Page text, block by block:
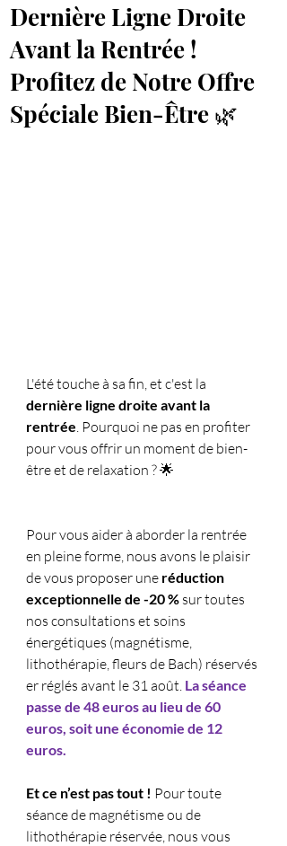
Dernière Ligne Droite
Avant la Rentrée !
Profitez de Notre Offre
Spéciale Bien-Être 🌿
L'été touche à sa fin, et c'est la
dernière ligne droite avant la
rentrée . Pourquoi ne pas en profiter
pour vous offrir un moment de bien-
être et de relaxation ? 🌟
Pour vous aider à aborder la rentrée
en pleine forme, nous avons le plaisir
de vous proposer une réduction
exceptionnelle de -20 % sur toutes
nos consultations et soins
énergétiques (magnétisme,
lithothérapie, fleurs de Bach) réservés
er réglés avant le 31 août. La séance
passe de 48 euros au lieu de 60
euros, soit une économie de 12
euros.
Et ce n’est pas tout ! Pour toute
séance de magnétisme ou de
lithothérapie réservée, nous vous